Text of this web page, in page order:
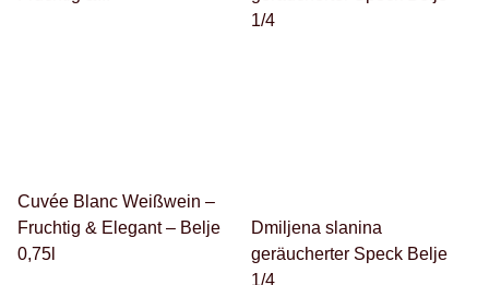
Cuvée Blanc Weißwein –
Fruchtig & Elegant – Belje
0,75l
Dmiljena slanina
geräucherter Speck Belje
1/4